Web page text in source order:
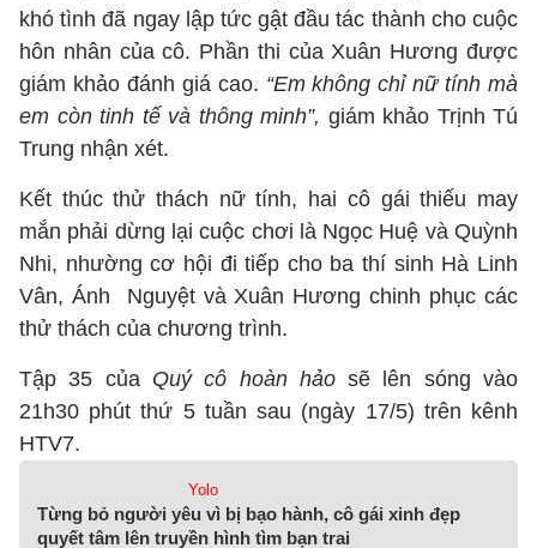
khó tình đã ngay lập tức gật đầu tác thành cho cuộc
hôn nhân của cô. Phần thi của Xuân Hương được
giám khảo đánh giá cao. “Em không chỉ nữ tính mà
em còn tinh tế và thông minh”, giám khảo Trịnh Tú
Trung nhận xét.
Kết thúc thử thách nữ tính, hai cô gái thiếu may
mắn phải dừng lại cuộc chơi là Ngọc Huệ và Quỳnh
Nhi, nhường cơ hội đi tiếp cho ba thí sinh Hà Linh
Vân, Ánh Nguyệt và Xuân Hương chinh phục các
thử thách của chương trình.
Tập 35 của Quý cô hoàn hảosẽ lên sóng vào
21h30 phút thứ 5 tuần sau (ngày 17/5) trên kênh
HTV7.
Yolo
Từng bỏ người yêu vì bị bạo hành, cô gái xinh đẹp
quyết tâm lên truyền hình tìm bạn trai